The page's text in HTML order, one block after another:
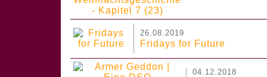
26.08.2019
Fridays for Future
04.12.2018